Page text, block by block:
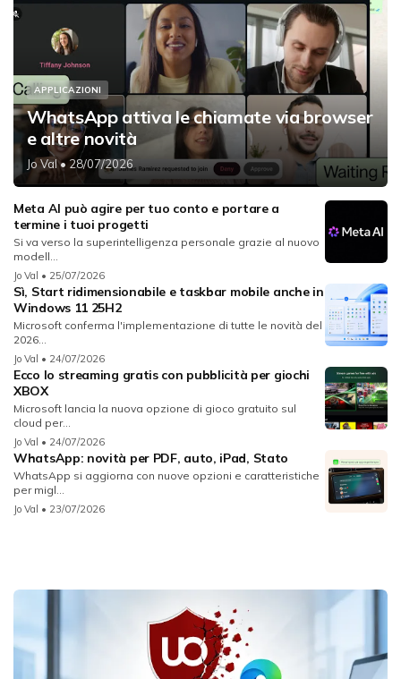
APPLICAZIONI
WhatsApp attiva le chiamate via browser
e altre novità
Jo Val• 28/07/2026
Meta AI può agire per tuo conto e portare a
termine i tuoi progetti
Si va verso la superintelligenza personale grazie al nuovo
modell...
Jo Val • 25/07/2026
Sì, Start ridimensionabile e taskbar mobile anche in
Windows 11 25H2
Microsoft conferma l'implementazione di tutte le novità del
2026...
Jo Val • 24/07/2026
Ecco lo streaming gratis con pubblicità per giochi
XBOX
Microsoft lancia la nuova opzione di gioco gratuito sul
cloud per...
Jo Val • 24/07/2026
WhatsApp: novità per PDF, auto, iPad, Stato
WhatsApp si aggiorna con nuove opzioni e caratteristiche
per migl...
Jo Val • 23/07/2026